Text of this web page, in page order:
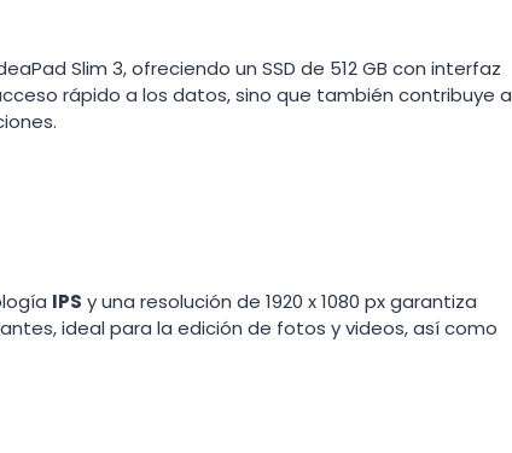
Slim 3, ofreciendo un SSD de 512 GB con interfaz
rápido a los datos, sino que también contribuye a
IPS y una resolución de 1920 x 1080 px garantiza
ideal para la edición de fotos y videos, así como